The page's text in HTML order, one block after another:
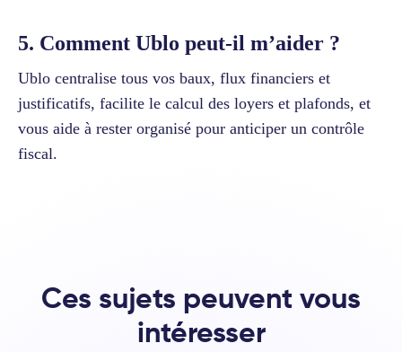
5. Comment Ublo peut-il m’aider ?
Ublo centralise tous vos baux, flux financiers et
justificatifs, facilite le calcul des loyers et plafonds, et
vous aide à rester organisé pour anticiper un contrôle
fiscal.
Ces sujets peuvent vous
intéresser